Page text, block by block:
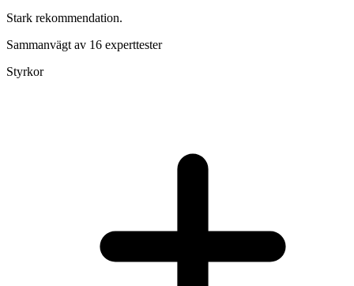
Stark rekommendation.
Sammanvägt av 16 experttester
Styrkor